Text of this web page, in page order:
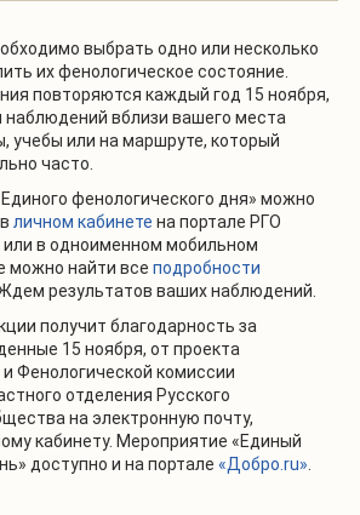
выбрать одно или несколько
их фенологическое состояние.
повторяются каждый год 15 ноября,
вблизи вашего места
учебы или на маршруте, который
часто.
фенологического дня» можно
личном кабинете на портале РГО
в одноименном мобильном
можно найти все подробности
результатов ваших наблюдений.
получит благодарность за
15 ноября, от проекта
Фенологической комиссии
отделения Русского
на электронную почту,
кабинету. Мероприятие «Единый
доступно и на портале «Добро.ru».